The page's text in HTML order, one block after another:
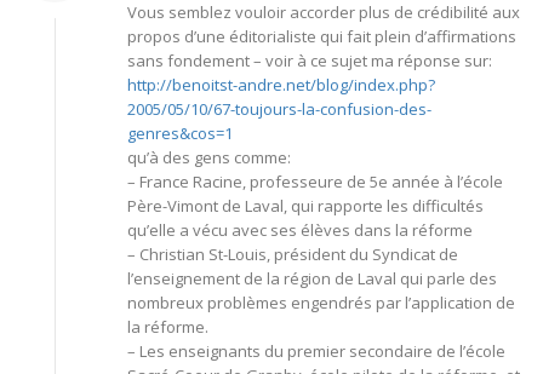
Vous semblez vouloir accorder plus de crédibilité aux
propos d’une éditorialiste qui fait plein d’affirmations
sans fondement – voir à ce sujet ma réponse sur:
http://benoitst-andre.net/blog/index.php?
2005/05/10/67-toujours-la-confusion-des-
genres&cos=1
qu’à des gens comme:
– France Racine, professeure de 5e année à l’école
Père-Vimont de Laval, qui rapporte les difficultés
qu’elle a vécu avec ses élèves dans la réforme
– Christian St-Louis, président du Syndicat de
l’enseignement de la région de Laval qui parle des
nombreux problèmes engendrés par l’application de
la réforme.
– Les enseignants du premier secondaire de l’école